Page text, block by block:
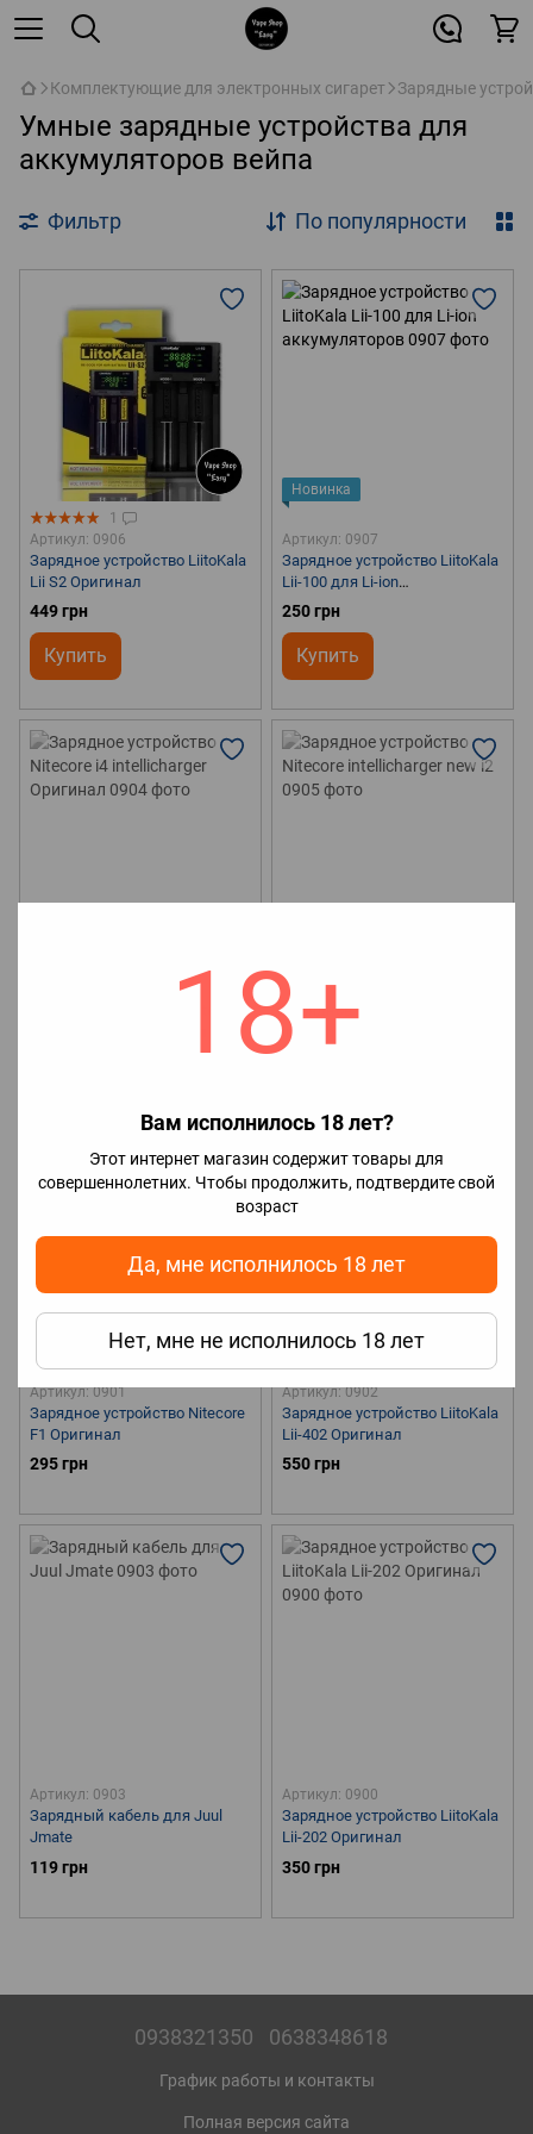
18+
Вам исполнилось 18 лет?
Этот интернет магазин содержит товары для
совершеннолетних. Чтобы продолжить, подтвердите свой
возраст
Да, мне исполнилось 18 лет
Нет, мне не исполнилось 18 лет
Комплектующие для электронных сигарет Зарядные
Умные зарядные устройства для
аккумуляторов вейпа
Фильтр По популярности
1
Артикул: 0906
Зарядное устройство LiitoKala
Lii S2 Оригинал
449 грн
Купить
Новинка
Артикул: 0907
Зарядное устройство LiitoKala
Lii-100 для Li-ion
аккумуляторов
250 грн
Купить
Артикул: 0905
Зарядное устройство Nitecore
intellicharger new i2
Артикул: 0901
Зарядное устройство Nitecore
F1 Оригинал
295 грн
Артикул: 0902
Зарядное устройство LiitoKala
Lii-402 Оригинал
550 грн
Артикул: 0903
Зарядный кабель для Juul
Jmate
119 грн
Артикул: 0900
Зарядное устройство LiitoKala
Lii-202 Оригинал
350 грн
0938321350 0638348618
График работы и контакты
Полная версия сайта